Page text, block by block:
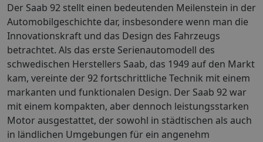
Der Saab 92 stellt einen bedeutenden Meilenstein in der
Automobilgeschichte dar, insbesondere wenn man die
Innovationskraft und das Design des Fahrzeugs
betrachtet. Als das erste Serienautomodell des
schwedischen Herstellers Saab, das 1949 auf den Markt
kam, vereinte der 92 fortschrittliche Technik mit einem
markanten und funktionalen Design. Der Saab 92 war
mit einem kompakten, aber dennoch leistungsstarken
Motor ausgestattet, der sowohl in städtischen als auch
in ländlichen Umgebungen für ein angenehm